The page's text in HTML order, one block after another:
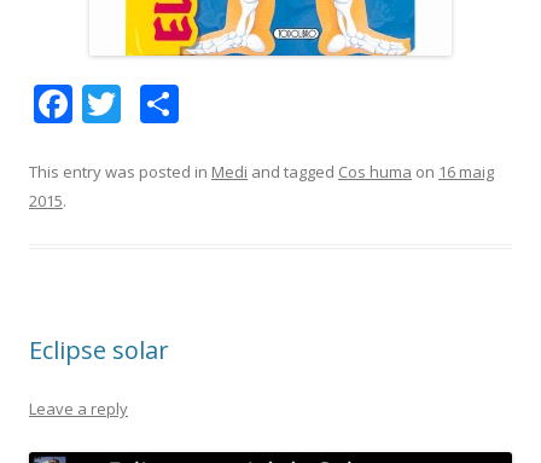
F
e
k
T
itt m
This entry was posted in Medi and tagged Cos huma on 16 maig
2015.
Eclipse solar
Leave a reply